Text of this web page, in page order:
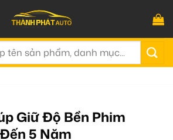
Giữ Độ Bền Phim
5 Năm